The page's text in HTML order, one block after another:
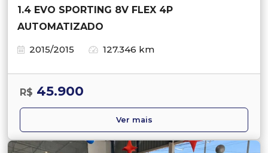
1.4 EVO SPORTING 8V FLEX 4P
AUTOMATIZADO
2015/2015
127.346 km
R$ 45.900
Ver mais